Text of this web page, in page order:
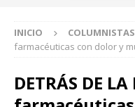
INICIO COLUMNISTAS
farmacéuticas con dolor y
DETRÁS DE